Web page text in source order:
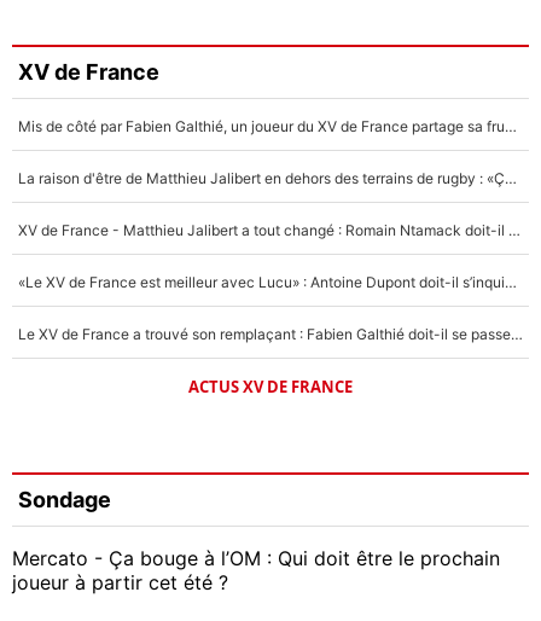
XV de France
Mis de côté par Fabien Galthié, un joueur du XV de France partage sa frustration : «ils ne me l’ont pas dit tout de suite»
La raison d'être de Matthieu Jalibert en dehors des terrains de rugby : «Ça m'atteint autant que si tu touches à un membre de ma famille»
XV de France - Matthieu Jalibert a tout changé : Romain Ntamack doit-il s’inquiéter pour sa place à un an de la Coupe du monde ?
«Le XV de France est meilleur avec Lucu» : Antoine Dupont doit-il s’inquiéter pour sa place ?
Le XV de France a trouvé son remplaçant : Fabien Galthié doit-il se passer d'Antoine Dupont ?
ACTUS XV DE FRANCE
Sondage
Mercato - Ça bouge à l’OM : Qui doit être le prochain
joueur à partir cet été ?